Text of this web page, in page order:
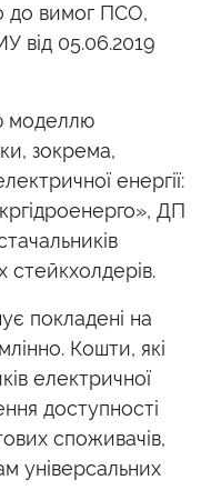
до вимог ПСО,
від 05.06.2019
моделлю
зокрема,
енергії:
ДП
стейкхолдерів.
покладені на
Кошти, які
електричної
доступності
споживачів,
універсальних